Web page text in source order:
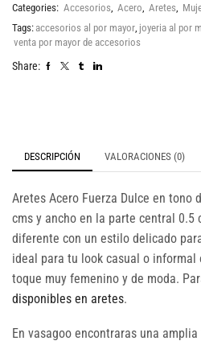
Categories: Accesorios Acero Aretes
Tags: accesorios al por mayor joyeria al por
venta por mayor de accesorios
Share:
DESCRIPCIÓN VALORACIONES (0)
Aretes Acero Fuerza Dulce en tono
cms y ancho en la parte central 0.5
diferente con un estilo delicado
ideal para tu look casual o informal
toque muy femenino y de moda.
disponibles en aretes.
En vasagoo encontraras una